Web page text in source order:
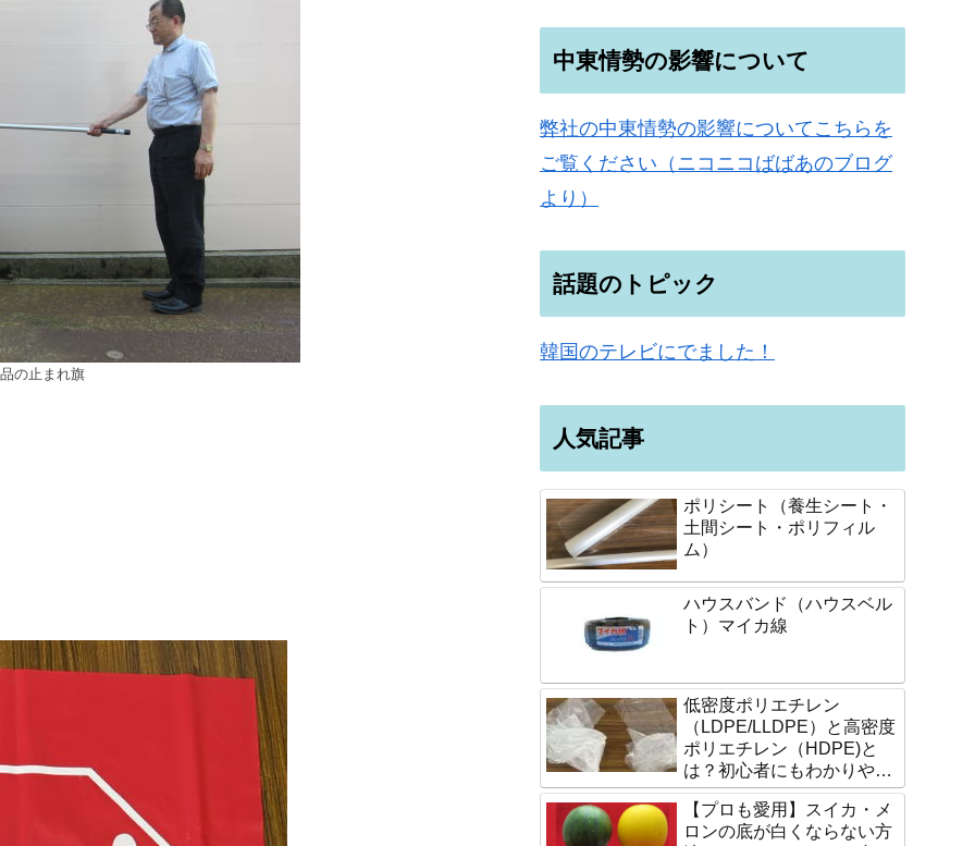
の止まれ旗
中東情勢の影響について
弊社の中東情勢の影響についてこちらを
ご覧ください（ニコニコばばあのブログ
より）
話題のトピック
韓国のテレビにでました！
人気記事
ポリシート（養生シート・
土間シート・ポリフィル
ム）
ハウスバンド（ハウスベル
ト）マイカ線
低密度ポリエチレン
（LDPE/LLDPE）と高密度
ポリエチレン（HDPE)と
は？初心者にもわかりやす
く説明します。
【プロも愛用】スイカ・メ
ロンの底が白くならない方